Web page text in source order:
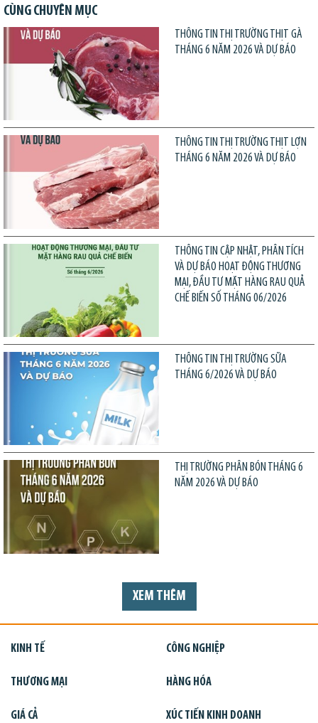
CÙNG CHUYÊN MỤC
THÔNG TIN THỊ TRƯỜNG THỊT GÀ
THÁNG 6 NĂM 2026 VÀ DỰ BÁO
THÔNG TIN THỊ TRƯỜNG THỊT LỢN
THÁNG 6 NĂM 2026 VÀ DỰ BÁO
THÔNG TIN CẬP NHẬT, PHÂN TÍCH
VÀ DỰ BÁO HOẠT ĐỘNG THƯƠNG
MẠI, ĐẦU TƯ MẶT HÀNG RAU QUẢ
CHẾ BIẾN SỐ THÁNG 06/2026
THÔNG TIN THỊ TRƯỜNG SỮA
THÁNG 6/2026 VÀ DỰ BÁO
THỊ TRƯỜNG PHÂN BÓN THÁNG 6
NĂM 2026 VÀ DỰ BÁO
XEM THÊM
KINH TẾ CÔNG NGHIỆP
THƯƠNG MẠI HÀNG HÓA
GIÁ CẢ XÚC TIẾN KINH DOANH